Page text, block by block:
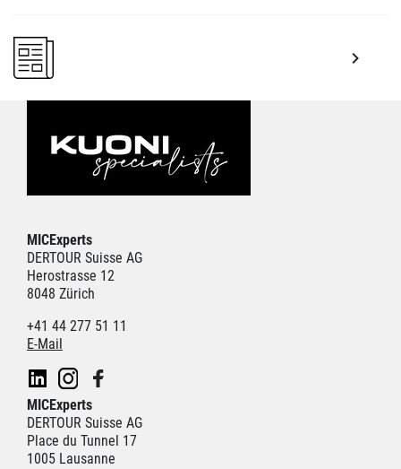
MICExperts
DERTOUR Suisse AG
Herostrasse 12
8048 Zürich
+41 44 277 51 11
E-Mail
MICExperts
DERTOUR Suisse AG
Place du Tunnel 17
1005 Lausanne